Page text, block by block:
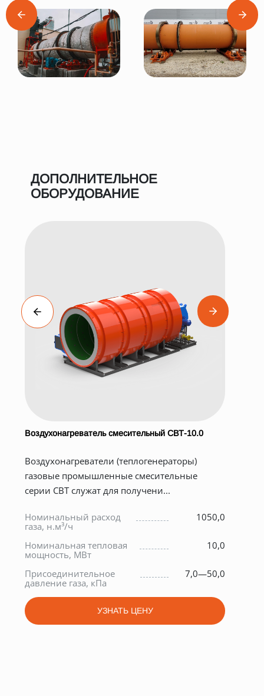
ДОПОЛНИТЕЛЬНОЕ
ОБОРУДОВАНИЕ
Воздухонагреватель смесительный СВТ-10.0
Воздухонагреватели (теплогенераторы)
газовые промышленные смесительные
серии СВТ служат для получени...
Номинальный расход
газа, н.м³/ч
1050,0
Номинальная тепловая
мощность, МВт
10,0
Присоединительное
давление газа, кПа
7,0—50,0
УЗНАТЬ ЦЕНУ